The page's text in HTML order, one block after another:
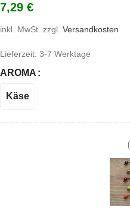
7,29 €
inkl. MwSt. zzgl. Versandkosten
Lieferzeit: 3-7 Werktage
AROMA
Käse
|